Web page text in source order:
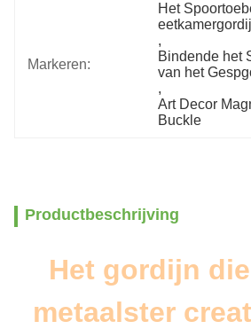
Markeren:
Het
,
Bindende het
van het
,
Art Decor
Buckle
Productbeschrijving
Het gordijn
metaalster